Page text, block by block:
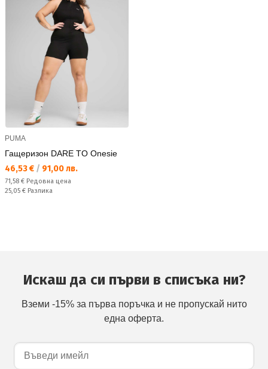
PUMA
Гащеризон DARE TO Onesie
Текуща цена:
46,53 € / 91,00 лв.
Редовна цена:
71,58 € Редовна цена
Спестявате:
25,05 € Разлика
Искаш да си първи в списъка ни?
Вземи -15% за първа поръчка и не пропускай нито
една оферта.